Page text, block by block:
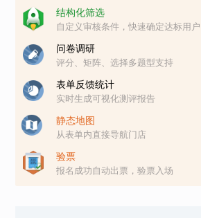
结构化筛选
自定义审核条件，快速确定达标用户
问卷调研
评分、矩阵、选择多题型支持
表单反馈统计
实时生成可视化测评报告
静态地图
从表单内直接导航门店
验票
报名成功自动出票，验票入场